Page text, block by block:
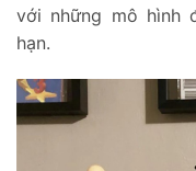
với những mô hình
hạn.